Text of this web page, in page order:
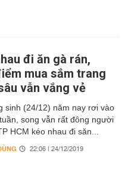
đi ăn gà rán,
mua sắm trang
vẫn vắng vẻ
sinh (24/12) năm nay rơi vào
song vẫn rất đông người
HCM kéo nhau đi săn...
22:06 | 24/12/2019